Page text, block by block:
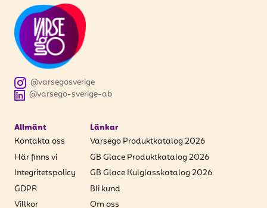
@varsego-sverige-ab
@varsegosverige
Allmänt
Kontakta oss
Här finns vi
Integritetspolicy
GDPR
Villkor
Länkar
Varsego Produktkatalog 2026
GB Glace Produktkatalog 2026
GB Glace Kulglasskatalog 2026
Bli kund
Om oss